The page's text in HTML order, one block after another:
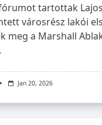
tartottak
városrész lakói
meg a Marshall
Jan 20, 2026